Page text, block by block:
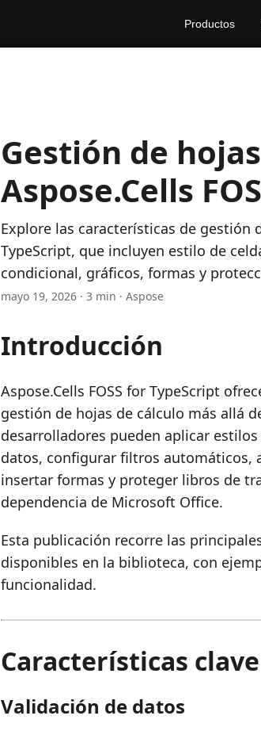
Productos
Gestión de
Aspose.Cells
Explore las características de gestión
TypeScript, que incluyen estilo de
condicional, gráficos, formas y
mayo 19, 2026 · 3 min · Aspose
Introducción
Aspose.Cells FOSS for TypeScript
gestión de hojas de cálculo más allá
desarrolladores pueden aplicar
datos, configurar filtros automáticos,
insertar formas y proteger libros de
dependencia de Microsoft Office.
Esta publicación recorre las
disponibles en la biblioteca, con
funcionalidad.
Características clave
Validación de datos